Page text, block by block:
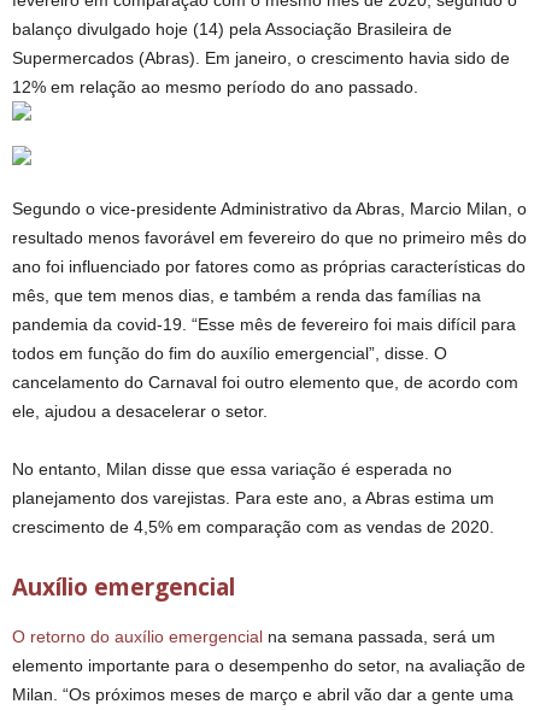
balanço divulgado hoje (14) pela Associação Brasileira de
Supermercados (Abras). Em janeiro, o crescimento havia sido de
12% em relação ao mesmo período do ano passado.
Segundo o vice-presidente Administrativo da Abras, Marcio Milan, o
resultado menos favorável em fevereiro do que no primeiro mês do
ano foi influenciado por fatores como as próprias características do
mês, que tem menos dias, e também a renda das famílias na
pandemia da covid-19. “Esse mês de fevereiro foi mais difícil para
todos em função do fim do auxílio emergencial”, disse. O
cancelamento do Carnaval foi outro elemento que, de acordo com
ele, ajudou a desacelerar o setor.
No entanto, Milan disse que essa variação é esperada no
planejamento dos varejistas. Para este ano, a Abras estima um
crescimento de 4,5% em comparação com as vendas de 2020.
Auxílio emergencial
O retorno do auxílio emergencial na semana passada, será um
elemento importante para o desempenho do setor, na avaliação de
Milan. “Os próximos meses de março e abril vão dar a gente uma